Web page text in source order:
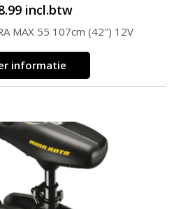
incl.btw
MAX 55 107cm (42″) 12V
informatie